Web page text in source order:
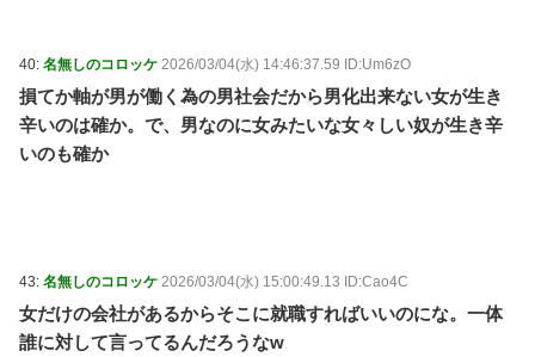
40: 名無しのコロッケ 2026/03/04(水) 14:46:37.59 ID:Um6zO
損てか軸が男が働く為の男社会だから男化出来ない女が生き
辛いのは確か。で、男なのに女みたいな女々しい奴が生き辛
いのも確か
43: 名無しのコロッケ 2026/03/04(水) 15:00:49.13 ID:Cao4C
女だけの会社があるからそこに就職すればいいのにな。一体
誰に対して言ってるんだろうなw